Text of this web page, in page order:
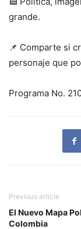
grande.
📌 Comparte si
personaje que
Programa No.
Previous article
El Nuevo Mapa
Colombia